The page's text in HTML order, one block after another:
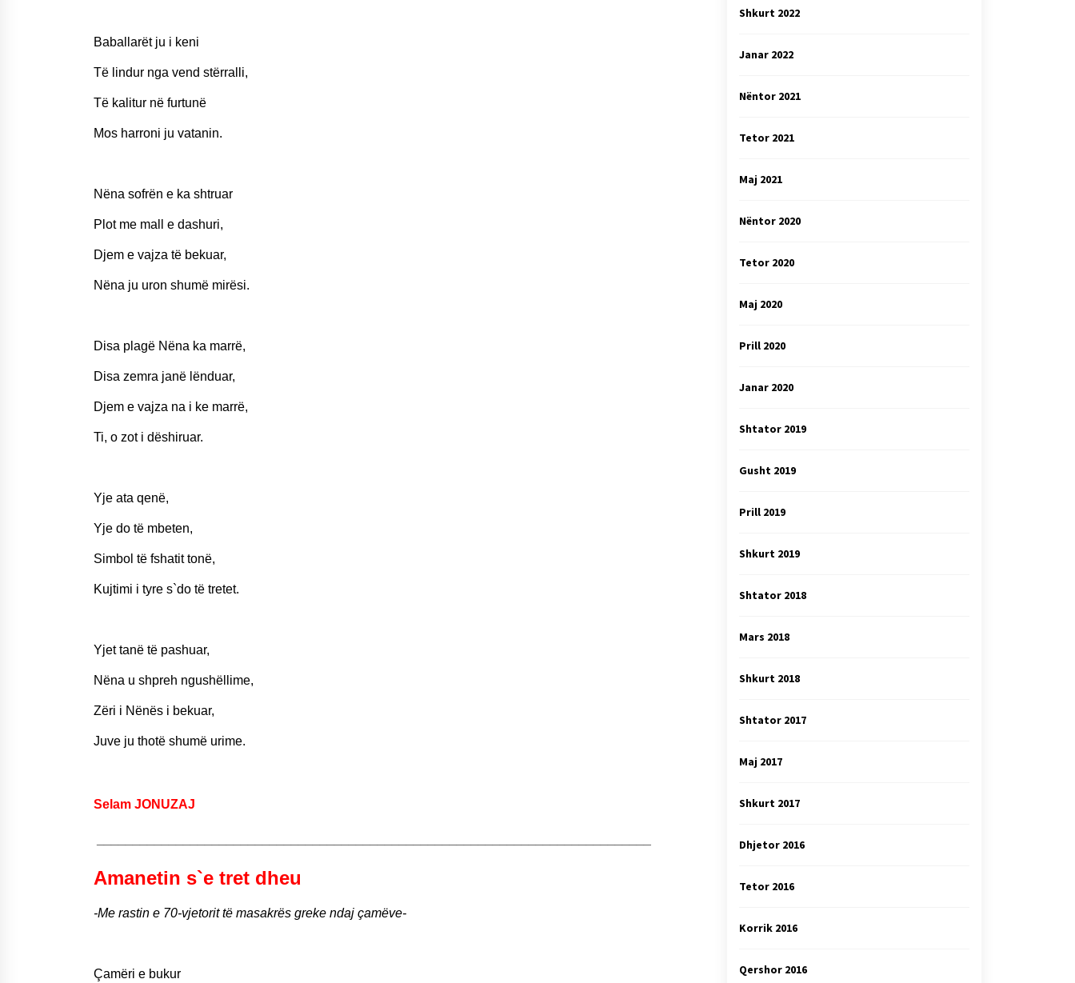
Baballarët ju i keni
Të lindur nga vend stërralli,
Të kalitur në furtunë
Mos harroni ju vatanin.
Nëna sofrën e ka shtruar
Plot me mall e dashuri,
Djem e vajza të bekuar,
Nëna ju uron shumë mirësi.
Disa plagë Nëna ka marrë,
Disa zemra janë lënduar,
Djem e vajza na i ke marrë,
Ti, o zot i dëshiruar.
Yje ata qenë,
Yje do të mbeten,
Simbol të fshatit tonë,
Kujtimi i tyre s`do të tretet.
Yjet tanë të pashuar,
Nëna u shpreh ngushëllime,
Zëri i Nënës i bekuar,
Juve ju thotë shumë urime.
Selam JONUZAJ
Amanetin s`e tret dheu
-Me rastin e 70-vjetorit të masakrës greke ndaj çamëve-
Çamëri e bukur
Shkurt 2022
Janar 2022
Nëntor 2021
Tetor 2021
Maj 2021
Nëntor 2020
Tetor 2020
Maj 2020
Prill 2020
Janar 2020
Shtator 2019
Gusht 2019
Prill 2019
Shkurt 2019
Shtator 2018
Mars 2018
Shkurt 2018
Shtator 2017
Maj 2017
Shkurt 2017
Dhjetor 2016
Tetor 2016
Korrik 2016
Qershor 2016